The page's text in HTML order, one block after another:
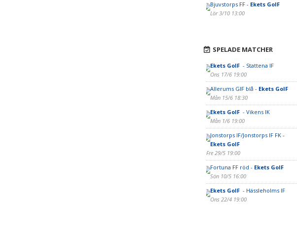
Bjuvstorps FF - Ekets GoIF
Lör 3/10 13:00
SPELADE MATCHER
Ekets GoIF - Stattena IF
Ons 17/6 19:00
Allerums GIF blå - Ekets GoIF
Mån 15/6 18:30
Ekets GoIF - Vikens IK
Mån 1/6 19:00
Jonstorps IF/Jonstorps IF FK -
Ekets GoIF
Fre 29/5 19:00
Fortuna FF röd - Ekets GoIF
Sön 10/5 16:00
Ekets GoIF - Hässleholms IF
Ons 22/4 19:00